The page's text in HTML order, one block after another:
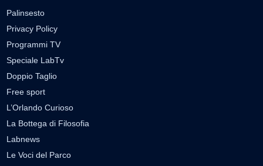
Palinsesto
Privacy Policy
Programmi TV
Speciale LabTv
Doppio Taglio
Free sport
L’Orlando Curioso
La Bottega di Filosofia
Labnews
Le Voci del Parco